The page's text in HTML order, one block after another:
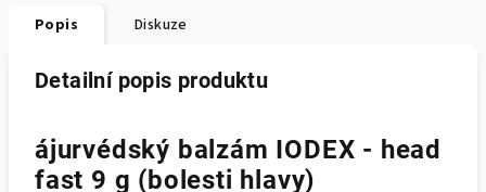
Popis Diskuze
Detailní popis produktu
ájurvédský balzám IODEX - head
fast 9 g (bolesti hlavy)